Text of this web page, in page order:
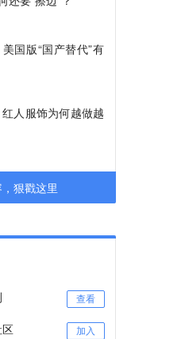
国版“国产替代”有
人服饰为何越做越
狠戳这里
查看
加入